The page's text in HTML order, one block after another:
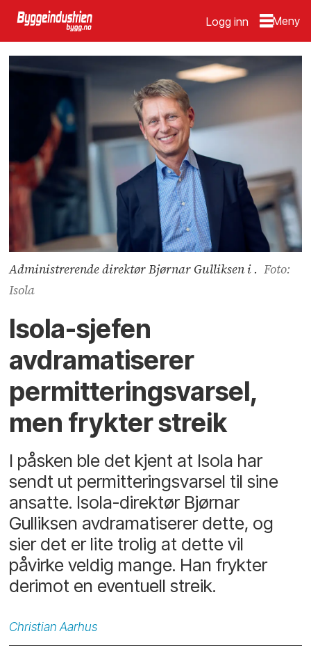
Logg inn
Administrerende direktør Bjørnar Gulliksen i . Foto:
Isola
Isola-sjefen
avdramatiserer
permitteringsvarsel,
men frykter streik
I påsken ble det kjent at Isola har
sendt ut permitteringsvarsel til sine
ansatte. Isola-direktør Bjørnar
Gulliksen avdramatiserer dette, og
sier det er lite trolig at dette vil
påvirke veldig mange. Han frykter
derimot en eventuell streik.
Christian Aarhus